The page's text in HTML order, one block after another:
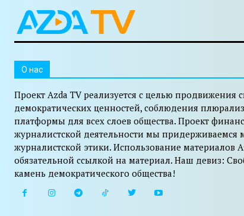
O нас
Проект Azda TV реализуется с целью продвижения
демократических ценностей, соблюдения
платформы для всех слоев общества. Проект
журналистской деятельности мы придерживаемся
журналистской этики. Использование материалов
обязательной ссылкой на материал. Наш девиз:
камень демократического общества!